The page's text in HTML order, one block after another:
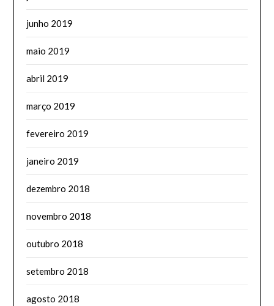
junho 2019
maio 2019
abril 2019
março 2019
fevereiro 2019
janeiro 2019
dezembro 2018
novembro 2018
outubro 2018
setembro 2018
agosto 2018